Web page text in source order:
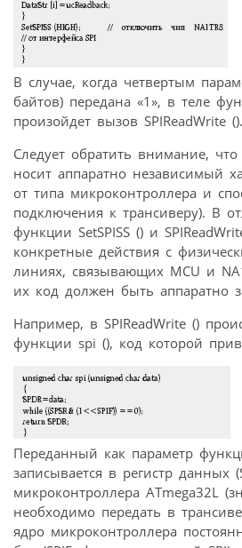
В случае, когда четвертым
байтов) передана «1», в теле
произойдет вызов SPIReadWrite ().
Следует обратить внимание,
носит аппаратно независимый
от типа микроконтроллера и
подключения к трансиверу). В
функции SetSPISS () и
конкретные действия с
линиях, связывающих MCU и
их код должен быть аппаратно
Например, в SPIReadWrite ()
функции spi (), код которой
Переданный как параметр
записывается в регистр данных
микроконтроллера ATmega32L
необходимо передать в
ядро микроконтроллера